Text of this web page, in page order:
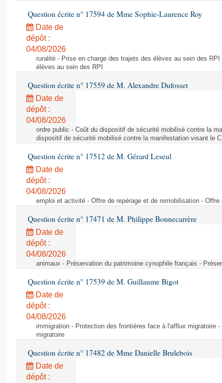
Question écrite n° 17594 de Mme Sophie-Laurence Roy
Date de
dépôt :
04/08/2026
ruralité - Prise en charge des trajets des élèves au sein des
élèves au sein des RPI
Question écrite n° 17559 de M. Alexandre Dufosset
Date de
dépôt :
04/08/2026
ordre public - Coût du dispositif de sécurité mobilisé contre la
dispositif de sécurité mobilisé contre la manifestation visant le
Question écrite n° 17512 de M. Gérard Leseul
Date de
dépôt :
04/08/2026
emploi et activité - Offre de repérage et de remobilisation -
Question écrite n° 17471 de M. Philippe Bonnecarrère
Date de
dépôt :
04/08/2026
animaux - Préservation du patrimoine cynophile français -
Question écrite n° 17539 de M. Guillaume Bigot
Date de
dépôt :
04/08/2026
immigration - Protection des frontières face à l'afflux migratoire
migratoire
Question écrite n° 17482 de Mme Danielle Brulebois
Date de
dépôt :